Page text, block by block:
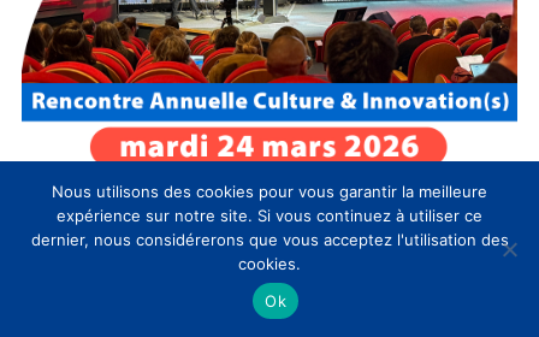
Nous utilisons des cookies pour vous garantir la meilleure
expérience sur notre site. Si vous continuez à utiliser ce
dernier, nous considérerons que vous acceptez l'utilisation des
cookies.
Ok